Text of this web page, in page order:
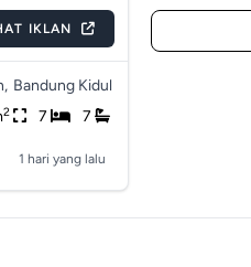
IKLAN
Bandung Kidul
2 7 7
1 hari yang lalu